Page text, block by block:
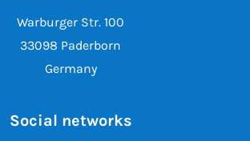
Warburger Str. 100
33098 Paderborn
Germany
Social networks